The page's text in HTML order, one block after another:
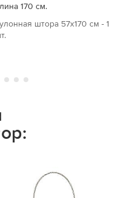
170 см.
штора 57х170 см - 1